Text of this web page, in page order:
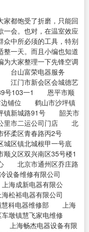
都饱受了折磨，只能回
一会。也对，在温室效应
众中所必须的工具，特别
整一天。而且小编也知道
为大家整理一下先锋空调
台山富荣电器服务
门市新会区会城德艺
号103一1 恩平市顺
边铺位 鹤山市沙坪镇
镇新城路91号 韶关市
里市二运公司门店 北
怀柔区青春路丙2号
区镇北城根甲一号底
区双兴南区35号楼1
北京市通州区乔庄路
设备维修有限公司
海成新电器有限公
松裕电器有限公司
慧科电器维修部 上海
墩镇慧飞家电维修
海畅杰电器设备有限